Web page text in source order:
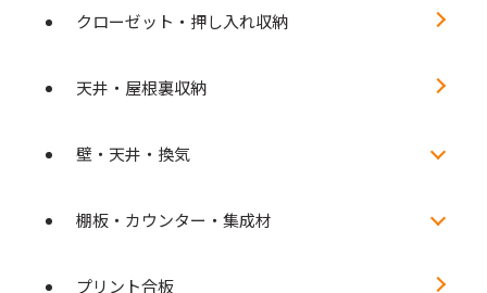
クローゼット・押し入れ収納
天井・屋根裏収納
壁・天井・換気
棚板・カウンター・集成材
プリント合板